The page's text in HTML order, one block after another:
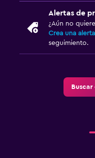
Alertas de
¿Aún no
Crea una
seguimiento.